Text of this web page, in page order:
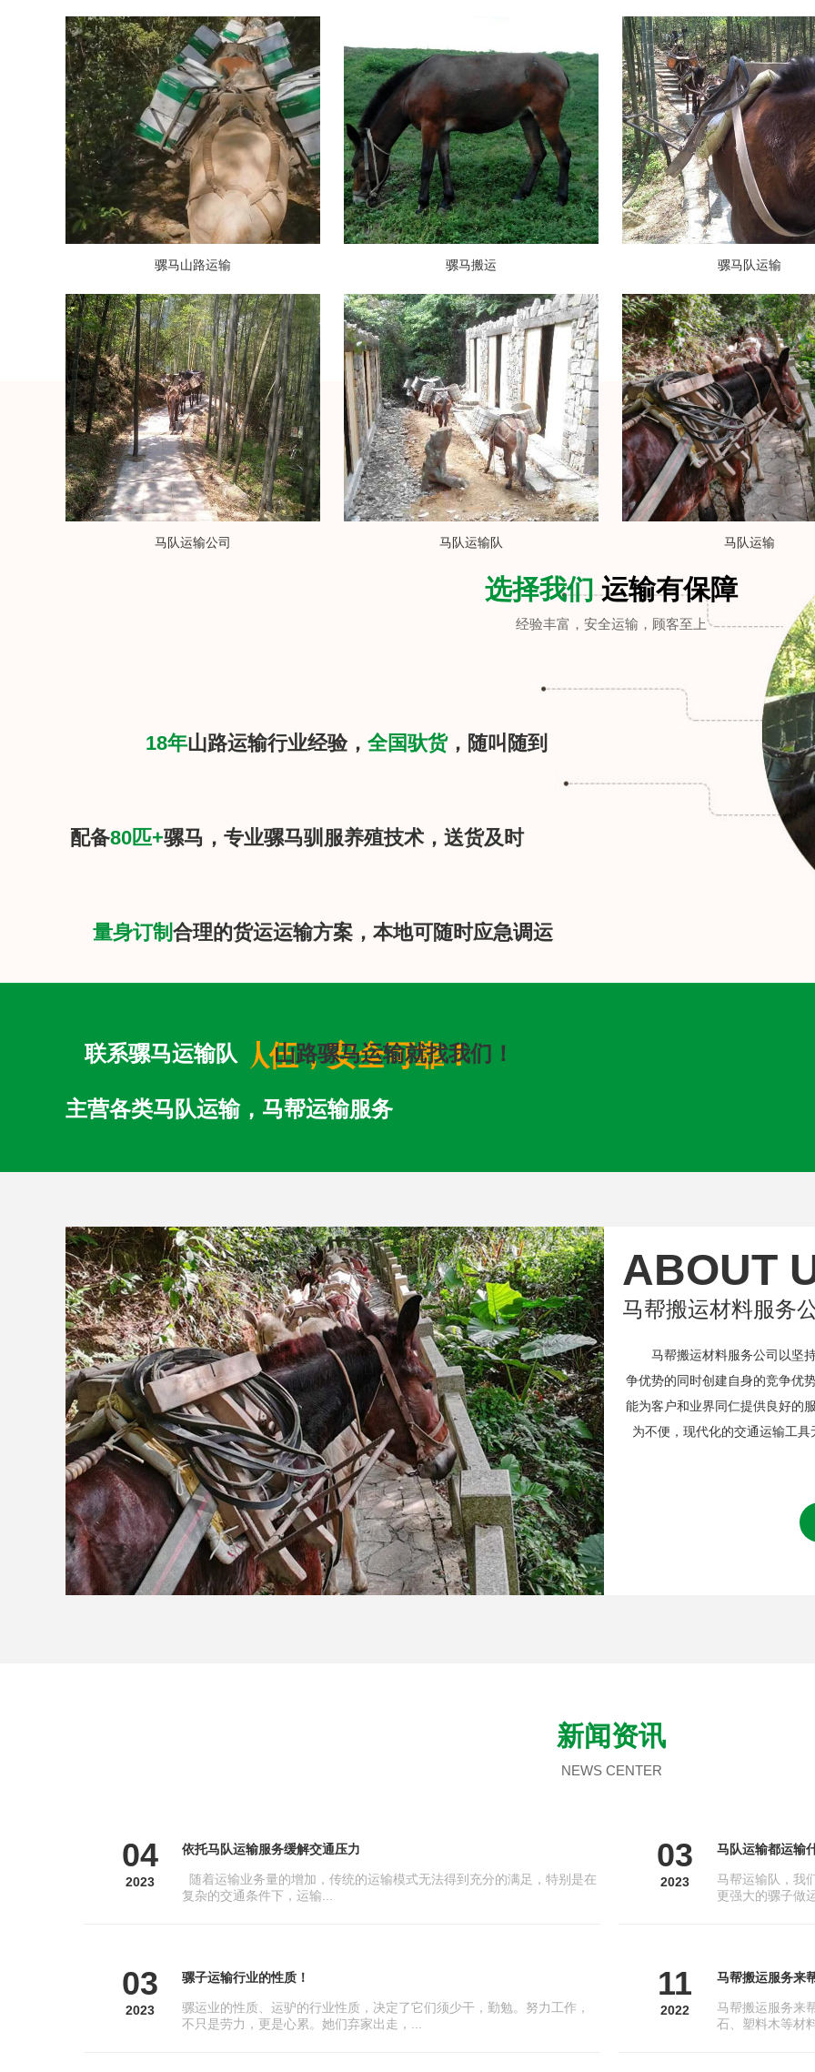
骡马山路运输 骡马搬运 骡马队运输
马队运输公司 马队运输队 马队运输
选择我们运输有保障
经验丰富，安全运输，顾客至上
18年山路运输行业经验， 全国驮货，随叫随到
配备80匹+骡马，专业骡马驯服养殖技术，送货及时
量身订制 合理的货运运输方案，本地可随时应急调运
联系骡马运输队 山路骡马运输就找我们！
专业马队运输队伍，安全可靠！
主营各类马队运输，马帮运输服务
ABOUT
马帮搬运材料服务
马帮搬运材料服务公司以坚持
争优势的同时创建自身的竞争优
能为客户和业界同仁提供良好的
为不便，现代化的交通运输工
新闻资讯
NEWS CENTER
04
2023
依托马队运输服务缓解交通压力
随着运输业务量的增加，传统的运输模式无法得到充分的满足，特别是在
复杂的交通条件下，运输...
03
2023
马队运输都运输
马帮运输队，我
更强大的骡子做
03
2023
骡子运输行业的性质！
骡运业的性质、运驴的行业性质，决定了它们须少干，勤勉。努力工作，
不只是劳力，更是心累。她们弃家出走，...
11
2022
马帮搬运服务来
马帮搬运服务来
石、塑料木等材